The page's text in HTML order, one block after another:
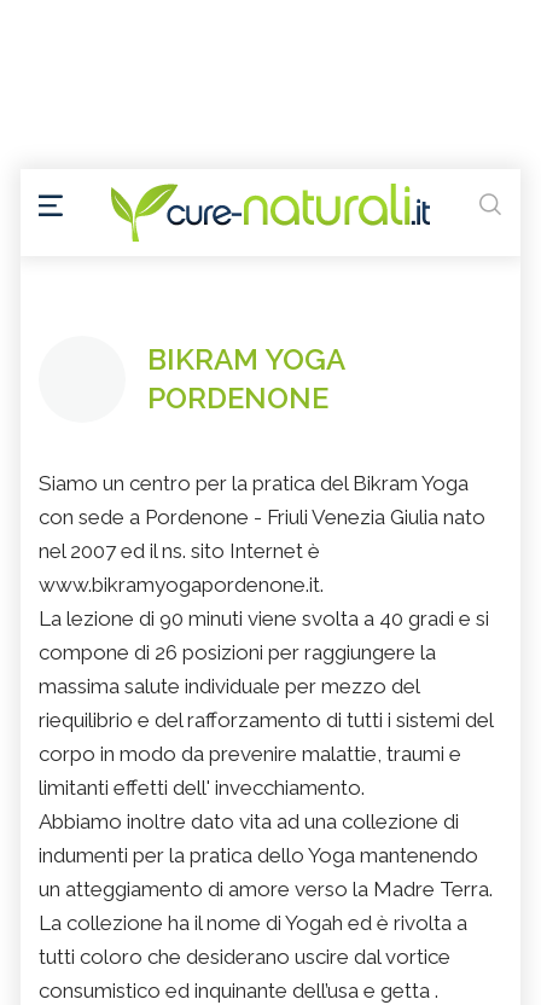
BIKRAM YOGA
PORDENONE
Siamo un centro per la pratica del Bikram Yoga
con sede a Pordenone - Friuli Venezia Giulia nato
nel 2007 ed il ns. sito Internet è
www.bikramyogapordenone.it.
La lezione di 90 minuti viene svolta a 40 gradi e si
compone di 26 posizioni per raggiungere la
massima salute individuale per mezzo del
riequilibrio e del rafforzamento di tutti i sistemi del
corpo in modo da prevenire malattie, traumi e
limitanti effetti dell' invecchiamento.
Abbiamo inoltre dato vita ad una collezione di
indumenti per la pratica dello Yoga mantenendo
un atteggiamento di amore verso la Madre Terra.
La collezione ha il nome di Yogah ed è rivolta a
tutti coloro che desiderano uscire dal vortice
consumistico ed inquinante dell’usa e getta .